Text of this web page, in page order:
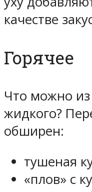
качестве
Горячее
Что можно из
жидкого?
обширен:
тушеная
«плов» с